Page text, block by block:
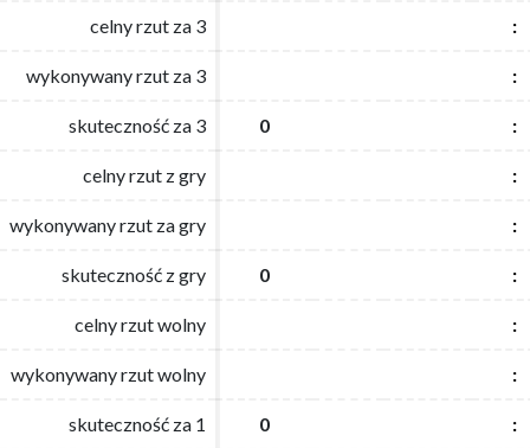
celny rzut za 3 :
wykonywany rzut za 3 :
skuteczność za 3 0 :
celny rzut z gry :
wykonywany rzut za gry :
skuteczność z gry 0 :
celny rzut wolny :
wykonywany rzut wolny :
skuteczność za 1 0 :
celny rzut za 3 :
wykonywany rzut za 3 :
skuteczność za 3 0 :
celny rzut z gry :
wykonywany rzut za gry :
skuteczność z gry 0 :
celny rzut wolny :
wykonywany rzut wolny :
skuteczność za 1 0 :